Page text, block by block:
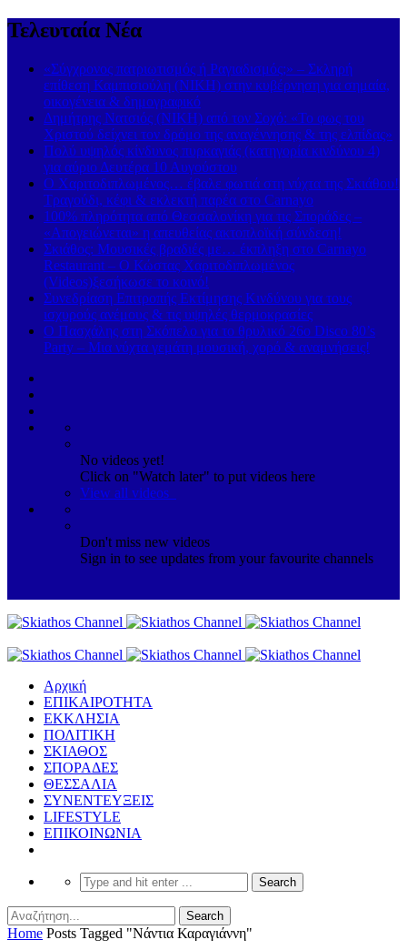
Τελευταία Νέα
«Σύγχρονος πατριωτισμός ή Ραγιαδισμός;» – Σκληρή
επίθεση Καμπισιούλη (ΝΙΚΗ) στην κυβέρνηση για σημαία,
οικογένεια & δημογραφικό
Δημήτρης Νατσιός (ΝΙΚΗ) από τον Σοχό: «Το φως του
Χριστού δείχνει τον δρόμο της αναγέννησης & της ελπίδας»
Πολύ υψηλός κίνδυνος πυρκαγιάς (κατηγορία κινδύνου 4)
για αύριο Δευτέρα 10 Αυγούστου
Ο Χαριτοδιπλωμένος… έβαλε φωτιά στη νύχτα της Σκιάθου!
Τραγούδι, κέφι & εκλεκτή παρέα στο Carnayo
100% πληρότητα από Θεσσαλονίκη για τις Σποράδες –
«Απογειώνεται» η απευθείας ακτοπλοϊκή σύνδεση!
Σκιάθος: Μουσικές βραδιές με… έκπληξη στο Carnayo
Restaurant – Ο Κώστας Χαριτοδιπλωμένος
(Videos)ξεσήκωσε το κοινό!
Συνεδρίαση Επιτροπής Εκτίμησης Κινδύνου για τους
ισχυρούς ανέμους & τις υψηλές θερμοκρασίες
Ο Πασχάλης στη Σκόπελο για το θρυλικό 26ο Disco 80’s
Party – Μια νύχτα γεμάτη μουσική, χορό & αναμνήσεις!
No videos yet!
Click on "Watch later" to put videos here
View all videos
Don't miss new videos
Sign in to see updates from your favourite channels
Αρχική
ΕΠΙΚΑΙΡΟΤΗΤΑ
ΕΚΚΛΗΣΙΑ
ΠΟΛΙΤΙΚΗ
ΣΚΙΑΘΟΣ
ΣΠΟΡΑΔΕΣ
ΘΕΣΣΑΛΙΑ
ΣΥΝΕΝΤΕΥΞΕΙΣ
LIFESTYLE
ΕΠΙΚΟΙΝΩΝΙΑ
Home Posts Tagged "Νάντια Καραγιάννη"